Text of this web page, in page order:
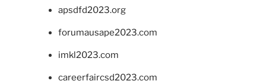
apsdfd2023.org
forumausape2023.com
imkl2023.com
careerfaircsd2023.com